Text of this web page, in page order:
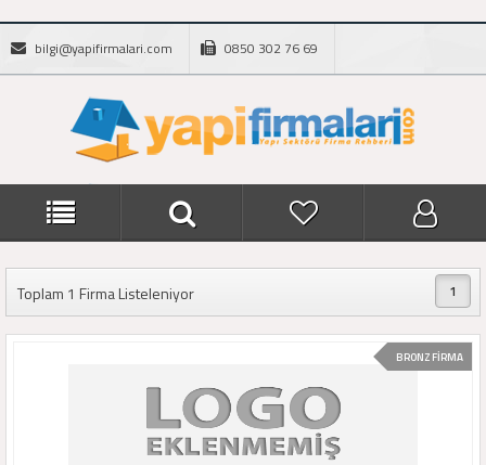
bilgi@yapifirmalari.com 0850 302 76 69
Toplam 1 Firma Listeleniyor 1
BRONZ FİRMA